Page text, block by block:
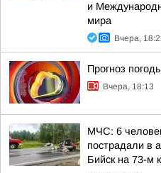
и
мира
Вчера,
Прогноз
Вчера, 18:13
МЧС: 6
пострадали в
Бийск на 73-м